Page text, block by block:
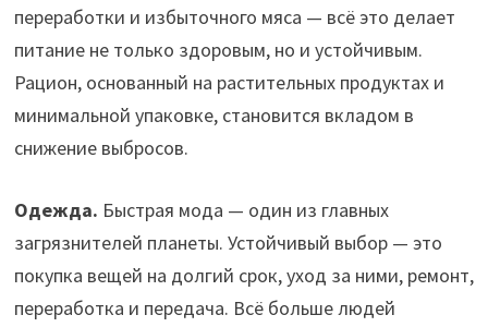
переработки и избыточного мяса — всё это делает
питание не только здоровым, но и устойчивым.
Рацион, основанный на растительных продуктах и
минимальной упаковке, становится вкладом в
снижение выбросов.
Одежда. Быстрая мода — один из главных
загрязнителей планеты. Устойчивый выбор — это
покупка вещей на долгий срок, уход за ними, ремонт,
переработка и передача. Всё больше людей